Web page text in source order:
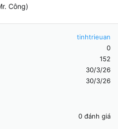
Công)
tinhtrieuan
0
152
30/3/26
30/3/26
0 đánh giá